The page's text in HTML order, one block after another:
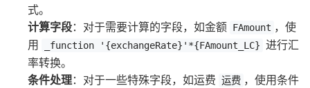
式。
计算字段：对于需要计算的字段，如金额 FAmount ，使
用
_function '{exchangeRate}'*{FAmount_LC} 进行汇
率转换。
条件处理：对于一些特殊字段，如运费 运费 ，使用条件